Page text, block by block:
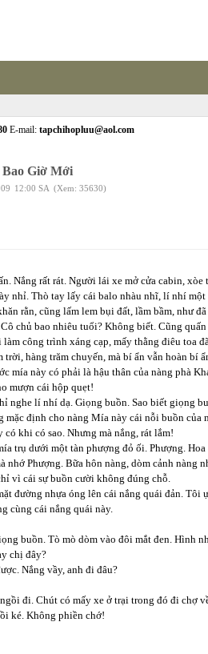
E-mail: tapchihopluu@aol.com
Giờ Mới
12:00 SA (Xem: 35630)
Nắng rất rát. Người lái xe mở cửa cabin,
nhỉ. Thò tay lấy cái balo nhàu nhĩ, lí nhí
rằn, cũng lấm lem bụi đất, lầm bầm, như
chủ bao nhiêu tuổi? Không biết. Cũng
công trình xáng cạp, mấy thằng điêu toa
trời, hàng trăm chuyến, mà bí ẩn vẫn hoàn bí
mía này có phải là hậu thân của nàng phà
mượn cái hộp quẹt!
nghe lí nhí dạ. Giọng buồn. Sao biết giọng
mặc định cho nàng Mía này cái nỗi buồn của
có khi có sao. Nhưng mà nắng, rát lắm!
trụ dưới một tàn phượng đỏ ối. Phượng.
nhớ Phượng. Bữa hôn nàng, dòm cảnh nàng
vì cái sự buồn cười không đúng chỗ.
đường nhựa óng lên cái nắng quái đản.
cùng cái nắng quái này.
buồn. Tò mò dòm vào đôi mắt đen. Hình
chị đây?
Nắng vầy, anh đi đâu?
đi. Chút có mấy xe ở trại trong đó đi chợ
ké. Không phiền chớ!